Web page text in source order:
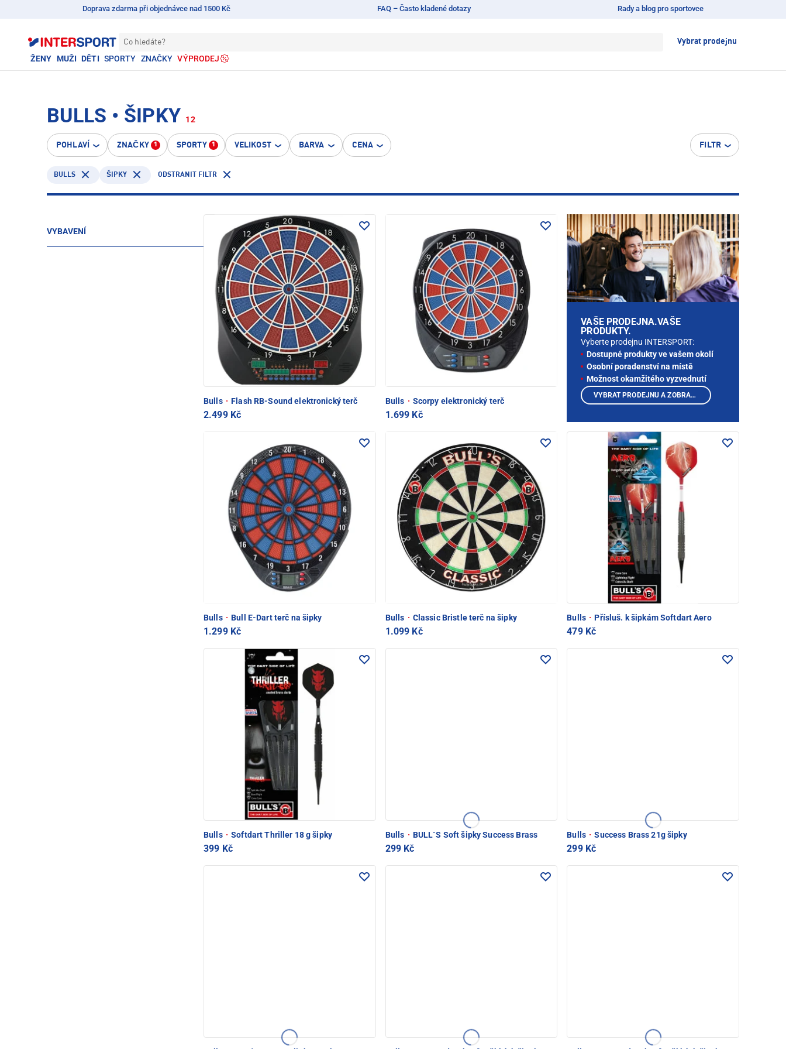
Doprava zdarma při objednávce nad 1500 Kč FAQ – Často kladené dotazy Rady a blog pro sportovce
Co hledáte? Vybrat prodejnu
ŽENY MUŽI DĚTI SPORTY ZNAČKY VÝPRODEJ
BULLS • ŠIPKY 12
POHLAVÍ ZNAČKY 1 SPORTY 1 VELIKOST BARVA CENA FILTR
BULLS ŠIPKY ODSTRANIT FILTR
VYBAVENÍ
Bulls · Flash RB-Sound elektronický terč
2.499 Kč
Bulls · Scorpy elektronický terč
1.699 Kč
Bulls · Bull E-Dart terč na šipky
1.299 Kč
Bulls · Classic Bristle terč na šipky
1.099 Kč
Bulls · Přísluš. k šipkám Softdart Aero
479 Kč
Bulls · Softdart Thriller 18 g šipky
399 Kč
Bulls · BULL´S Soft šipky Success Brass
299 Kč
Bulls · Success Brass 21g šipky
299 Kč
VAŠE PRODEJNA.VAŠE
PRODUKTY.
Vyberte prodejnu INTERSPORT:
Dostupné produkty ve vašem okolí
Osobní poradenství na místě
Možnost okamžitého vyzvednutí
VYBRAT PRODEJNU A ZOBRAZIT PRODUKTY